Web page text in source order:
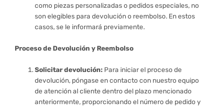
como piezas personalizadas o pedidos especiales, no
son elegibles para devolución o reembolso. En estos
casos, se le informará previamente.
Proceso de Devolución y Reembolso
Solicitar devolución: Para iniciar el proceso de
devolución, póngase en contacto con nuestro equipo
de atención al cliente dentro del plazo mencionado
anteriormente, proporcionando el número de pedido y